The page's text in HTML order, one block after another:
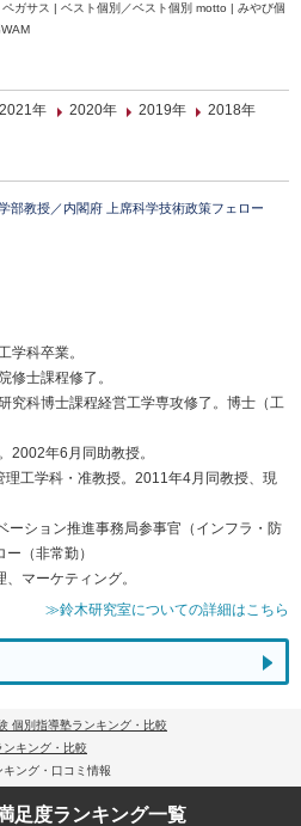
ガサス | ベスト個別／ベスト個別 motto | みやび個
2021年 2020年 2019年 2018年
部教授／内閣府 上席科学技術政策フェロー
学科卒業。
修士課程修了。
究科博士課程経営工学専攻修了。博士（工
2002年6月同助教授。
工学科・准教授。2011年4月同教授、現
ーション推進事務局参事官（インフラ・防
（非常勤）
マーケティング。
≫鈴木研究室についての詳細はこちら
個別指導塾ランキング・比較
キング・比較
ング・口コミ情報
足度ランキング一覧